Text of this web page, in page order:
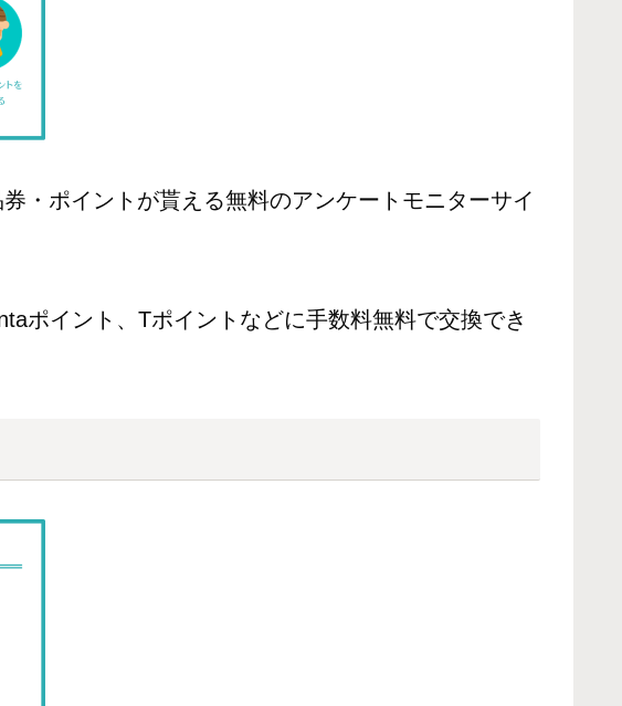
・ポイントが貰える無料のアンケートモニターサイ
ポイント、Tポイントなどに手数料無料で交換でき